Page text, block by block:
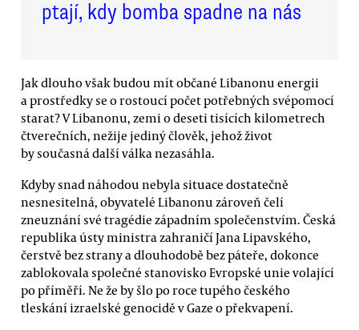
ptají, kdy bomba spadne na nás
Jak dlouho však budou mít občané Libanonu energii
a prostředky se o rostoucí počet potřebných svépomocí
starat? V Libanonu, zemi o deseti tisících kilometrech
čtverečních, nežije jediný člověk, jehož život
by současná další válka nezasáhla.
Kdyby snad náhodou nebyla situace dostatečně
nesnesitelná, obyvatelé Libanonu zároveň čelí
zneuznání své tragédie západním společenstvím. Česká
republika ústy ministra zahraničí Jana Lipavského,
čerstvě bez strany a dlouhodobě bez páteře, dokonce
zablokovala společné stanovisko Evropské unie volající
po příměří. Ne že by šlo po roce tupého českého
tleskání izraelské genocidě v Gaze o překvapení.